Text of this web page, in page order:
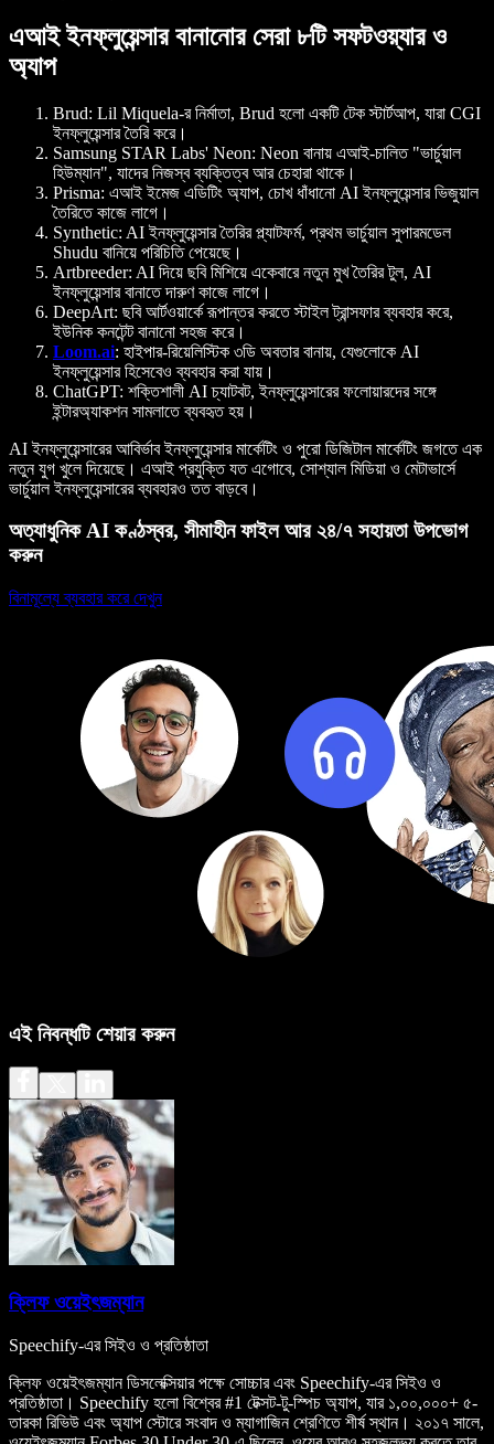
এআই ইনফ্লুয়েন্সার বানানোর সেরা ৮টি সফটওয়্যার ও
অ্যাপ
Brud: Lil Miquela-র নির্মাতা, Brud হলো একটি টেক স্টার্টআপ, যারা CGI
ইনফ্লুয়েন্সার তৈরি করে।
Samsung STAR Labs' Neon: Neon বানায় এআই-চালিত "ভার্চুয়াল
হিউম্যান", যাদের নিজস্ব ব্যক্তিত্ব আর চেহারা থাকে।
Prisma: এআই ইমেজ এডিটিং অ্যাপ, চোখ ধাঁধানো AI ইনফ্লুয়েন্সার ভিজুয়াল
তৈরিতে কাজে লাগে।
Synthetic: AI ইনফ্লুয়েন্সার তৈরির প্ল্যাটফর্ম, প্রথম ভার্চুয়াল সুপারমডেল
Shudu বানিয়ে পরিচিতি পেয়েছে।
Artbreeder: AI দিয়ে ছবি মিশিয়ে একেবারে নতুন মুখ তৈরির টুল, AI
ইনফ্লুয়েন্সার বানাতে দারুণ কাজে লাগে।
DeepArt: ছবি আর্টওয়ার্কে রূপান্তর করতে স্টাইল ট্রান্সফার ব্যবহার করে,
ইউনিক কনটেন্ট বানানো সহজ করে।
Loom.ai: হাইপার-রিয়েলিস্টিক ৩ডি অবতার বানায়, যেগুলোকে AI
ইনফ্লুয়েন্সার হিসেবেও ব্যবহার করা যায়।
ChatGPT: শক্তিশালী AI চ্যাটবট, ইনফ্লুয়েন্সারের ফলোয়ারদের সঙ্গে
ইন্টারঅ্যাকশন সামলাতে ব্যবহৃত হয়।
AI ইনফ্লুয়েন্সারের আবির্ভাব ইনফ্লুয়েন্সার মার্কেটিং ও পুরো ডিজিটাল মার্কেটিং জগতে এক
নতুন যুগ খুলে দিয়েছে। এআই প্রযুক্তি যত এগোবে, সোশ্যাল মিডিয়া ও মেটাভার্সে
ভার্চুয়াল ইনফ্লুয়েন্সারের ব্যবহারও তত বাড়বে।
অত্যাধুনিক AI কণ্ঠস্বর, সীমাহীন ফাইল আর ২৪/৭ সহায়তা উপভোগ
করুন
বিনামূল্যে ব্যবহার করে দেখুন
এই নিবন্ধটি শেয়ার করুন
ক্লিফ ওয়েইৎজম্যান
Speechify-এর সিইও ও প্রতিষ্ঠাতা
ক্লিফ ওয়েইৎজম্যান ডিসলেক্সিয়ার পক্ষে সোচ্চার এবং Speechify-এর সিইও ও
প্রতিষ্ঠাতা। Speechify হলো বিশ্বের #1 টেক্সট-টু-স্পিচ অ্যাপ, যার ১,০০,০০০+ ৫-
তারকা রিভিউ এবং অ্যাপ স্টোরে সংবাদ ও ম্যাগাজিন শ্রেণিতে শীর্ষ স্থান। ২০১৭ সালে,